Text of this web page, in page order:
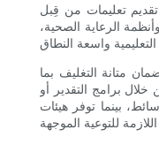
تقديم تعليمات من قِبل
الرعاية الصحية،
متانة التغليف بما
برامج التقدير أو
بينما توفر هيئات